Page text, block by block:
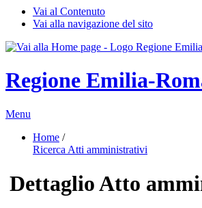
Vai al Contenuto
Vai alla navigazione del sito
Regione Emilia-
Menu
Home /
Ricerca Atti amministrativi
Dettaglio Atto